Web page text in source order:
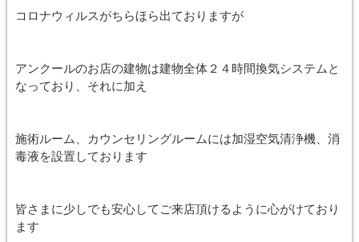
コロナウィルスがちらほら出ておりますが
アンクールのお店の建物は建物全体２４時間換気システムと
なっており、それに加え
施術ルーム、カウンセリングルームには加湿空気清浄機、消
毒液を設置しております
皆さまに少しでも安心してご来店頂けるように心がけており
ます